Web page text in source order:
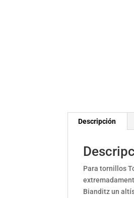
Descripción
Para tornillos
Bianditz un